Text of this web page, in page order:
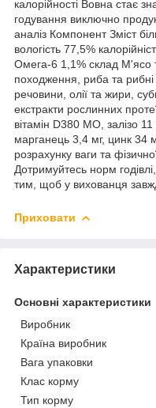
калорійності Вовна стає
годування виключно
аналіз Компонент Зміст
вологість 77,5%
Омега-6 1,1% склад М'ясо
походження, риба та рибні
речовини, олії та жири,
екстракти рослинних
вітамін D380 MO, залізо
марганець 3,4 мг, цинк 34
розрахунку ваги та
Дотримуйтесь норм
тим, щоб у вихованця
Приховати
Характеристики
Основні характеристики
Виробник
Країна виробник
Вага упаковки
Клас корму
Тип корму